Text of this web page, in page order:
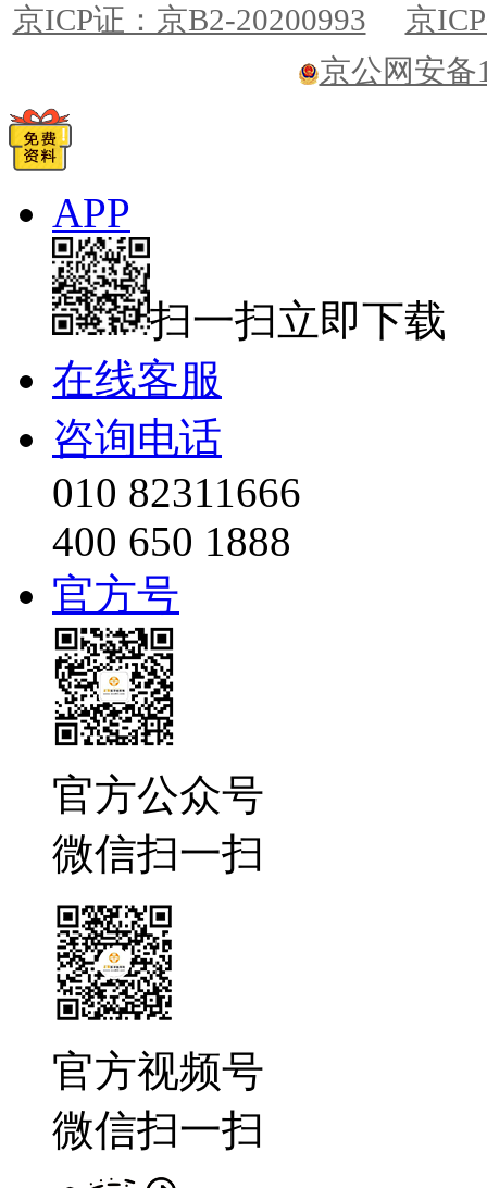
京ICP证：京B2-20200993
京
京公网安备
APP
扫一扫立即下载
在线客服
咨询电话
010 82311666
400 650 1888
官方号
官方公众号
微信扫一扫
官方视频号
微信扫一扫